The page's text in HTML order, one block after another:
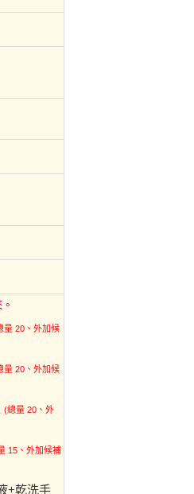
量 20、外加候
量 20、外加候
(總量 20、外
15、外加候補
+乾洗手